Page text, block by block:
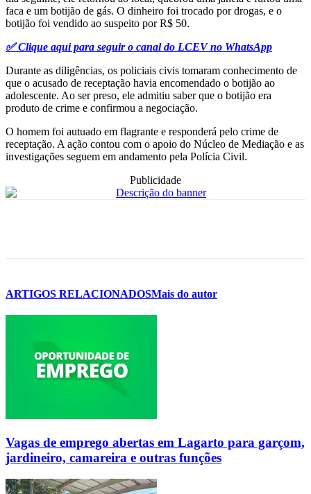
faca e um botijão de gás. O dinheiro foi trocado por drogas, e o
botijão foi vendido ao suspeito por R$ 50.
✅ Clique aqui para seguir o canal do LCEV no WhatsApp
Durante as diligências, os policiais civis tomaram conhecimento de
que o acusado de receptação havia encomendado o botijão ao
adolescente. Ao ser preso, ele admitiu saber que o botijão era
produto de crime e confirmou a negociação.
O homem foi autuado em flagrante e responderá pelo crime de
receptação. A ação contou com o apoio do Núcleo de Mediação e as
investigações seguem em andamento pela Polícia Civil.
Publicidade
ARTIGOS RELACIONADOSMais do autor
Vagas de emprego abertas em Lagarto para garçom,
jardineiro, camareira e outras funções